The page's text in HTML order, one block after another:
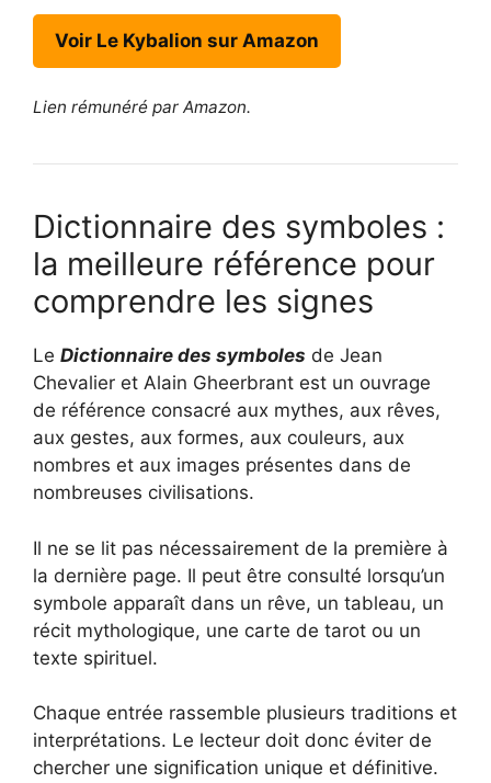
Voir Le Kybalion sur Amazon
Lien rémunéré par Amazon.
Dictionnaire des symboles :
la meilleure référence pour
comprendre les signes
Le Dictionnaire des symboles de Jean
Chevalier et Alain Gheerbrant est un ouvrage
de référence consacré aux mythes, aux rêves,
aux gestes, aux formes, aux couleurs, aux
nombres et aux images présentes dans de
nombreuses civilisations.
Il ne se lit pas nécessairement de la première à
la dernière page. Il peut être consulté lorsqu’un
symbole apparaît dans un rêve, un tableau, un
récit mythologique, une carte de tarot ou un
texte spirituel.
Chaque entrée rassemble plusieurs traditions et
interprétations. Le lecteur doit donc éviter de
chercher une signification unique et définitive.